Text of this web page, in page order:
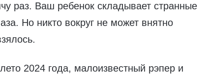
раз. Ваш ребенок складывает странные
Но никто вокруг не может внятно
2024 года, малоизвестный рэпер и